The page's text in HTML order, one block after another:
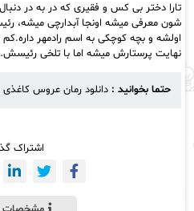
تارا دختر بی کس و فقیری که در به در دنبال
شون معرفی میشه اونجا آبدارچی میشه،
اولشه و بچه کوچکی به اسم رادمهر داره.کم
نهایت پرستارش میشه اما با تلخی
حتما بخوانید : دانلود رمان عروس کاغذی
اشتراک